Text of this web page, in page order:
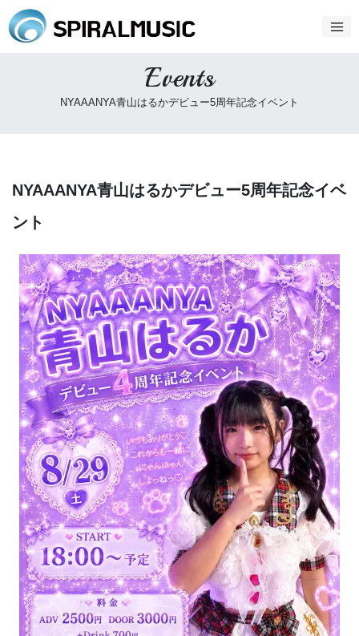
Events
NYAAANYA青山はるかデビュー5周年記念イベント
NYAAANYA青山はるかデビュー5周年記念イベ
ント